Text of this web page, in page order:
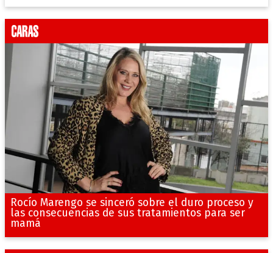
Rocío Marengo se sinceró sobre el duro proceso y
las consecuencias de sus tratamientos para ser
mamá